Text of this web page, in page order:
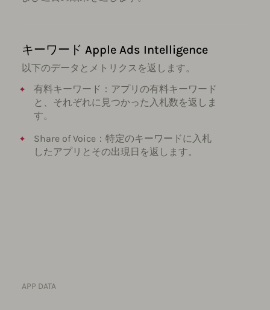
キーワード Apple Ads Intelligence
以下のデータとメトリクスを返します。
有料キーワード：アプリの有料キーワード
と、それぞれに見つかった入札数を返しま
す。
Share of Voice：特定のキーワードに入札
したアプリとその出現日を返します。
APP DATA